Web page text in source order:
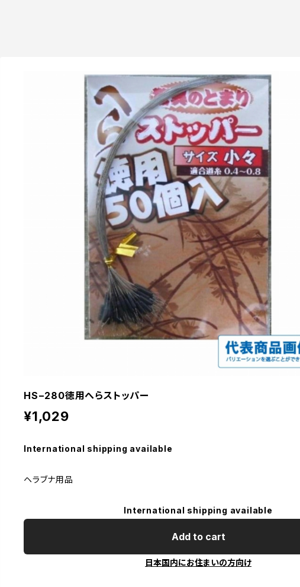
HS−280徳用へらストッパー
¥1,029
International shipping available
ヘラブナ用品
International shipping available
Add to cart
日本国内にお住まいの方向け